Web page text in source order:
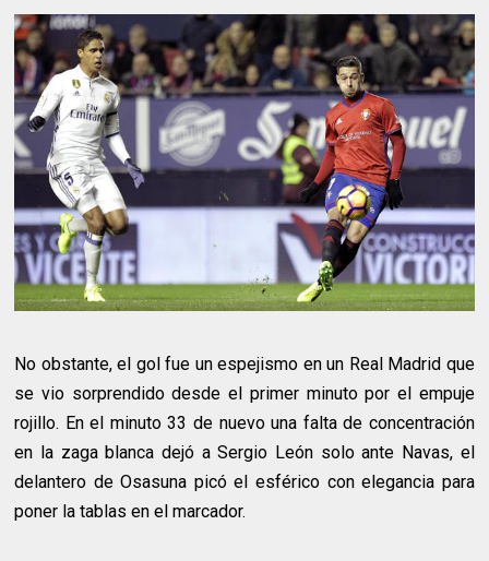
No obstante, el gol fue un espejismo en un Real Madrid que
se vio sorprendido desde el primer minuto por el empuje
rojillo. En el minuto 33 de nuevo una falta de concentración
en la zaga blanca dejó a Sergio León solo ante Navas, el
delantero de Osasuna picó el esférico con elegancia para
poner la tablas en el marcador.